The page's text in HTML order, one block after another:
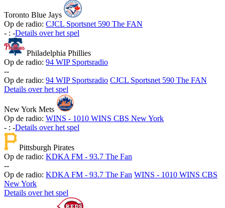
Toronto Blue Jays
Op de radio: CJCL Sportsnet 590 The FAN
- : -Details over het spel
Philadelphia Phillies
Op de radio: 94 WIP Sportsradio
--
Op de radio: 94 WIP Sportsradio CJCL Sportsnet 590 The FAN
Details over het spel
New York Mets
Op de radio: WINS - 1010 WINS CBS New York
- : -Details over het spel
Pittsburgh Pirates
Op de radio: KDKA FM - 93.7 The Fan
--
Op de radio: KDKA FM - 93.7 The Fan WINS - 1010 WINS CBS
New York
Details over het spel